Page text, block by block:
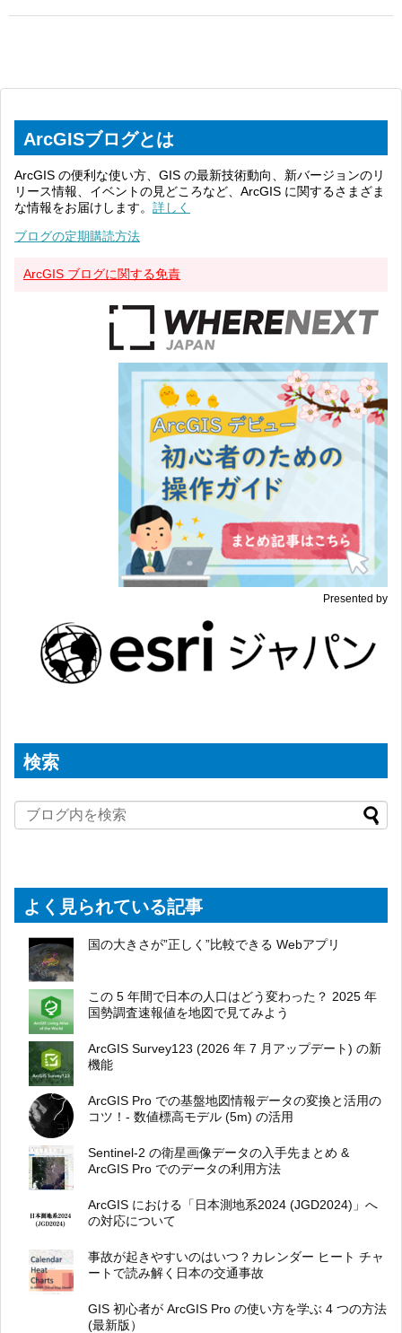
ArcGISブログとは
ArcGIS の便利な使い方、GIS の最新技術動向、新バージョンのリ
リース情報、イベントの見どころなど、ArcGIS に関するさまざま
な情報をお届けします。 詳しく
ブログの定期購読方法
ArcGIS ブログに関する免責
Presented by
検索
よく見られている記事
国の大きさが”正しく”比較できる Webアプリ
この 5 年間で日本の人口はどう変わった？ 2025 年
国勢調査速報値を地図で見てみよう
ArcGIS Survey123 (2026 年 7 月アップデート) の新
機能
ArcGIS Pro での基盤地図情報データの変換と活用の
コツ！- 数値標高モデル (5m) の活用
Sentinel-2 の衛星画像データの入手先まとめ &
ArcGIS Pro でのデータの利用方法
ArcGIS における「日本測地系2024 (JGD2024)」へ
の対応について
事故が起きやすいのはいつ？カレンダー ヒート チャ
ートで読み解く日本の交通事故
GIS 初心者が ArcGIS Pro の使い方を学ぶ 4 つの方法
(最新版）